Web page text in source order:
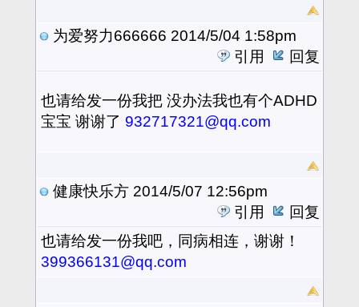
为爱努力666666 2014/5/04 1:58pm
引用
回复
也请给发一份我把 没办法我也有个ADHD
宝宝 谢谢了 932717321@qq.com
健康快乐方 2014/5/07 12:56pm
引用
回复
也请给发一份我吧，同病相连，谢谢！
399366131@qq.com